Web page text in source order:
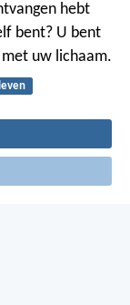
hebt
bent? U bent
uw lichaam.
leven